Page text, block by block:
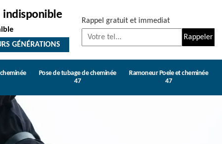
indisponible
GÉNÉRATIONS
Rappel gratuit et immediat
Pose de tubage de cheminée
47
Ramoneur Poele et cheminée
47